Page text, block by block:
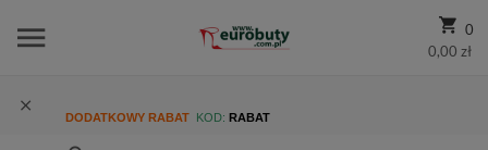
0
0,00 zł
DODATKOWY RABAT KOD: RABAT